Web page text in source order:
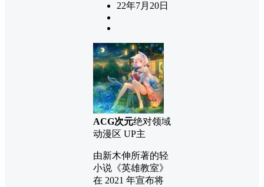
22年7月20日
ACG次元绝对领域
动漫区 UP主
由新木伸所著的轻
小说《英雄教室》
在 2021 年宣布将